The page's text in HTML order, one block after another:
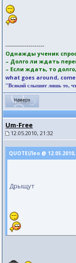
--------------------
Однажды ученик
– Долго ли ждать
– Если ждать, то
what goes around,
"Всякий слышит лишь то,
Um-Free
12.05.2010, 21:32
QUOTE(Лео @
Дрыщут